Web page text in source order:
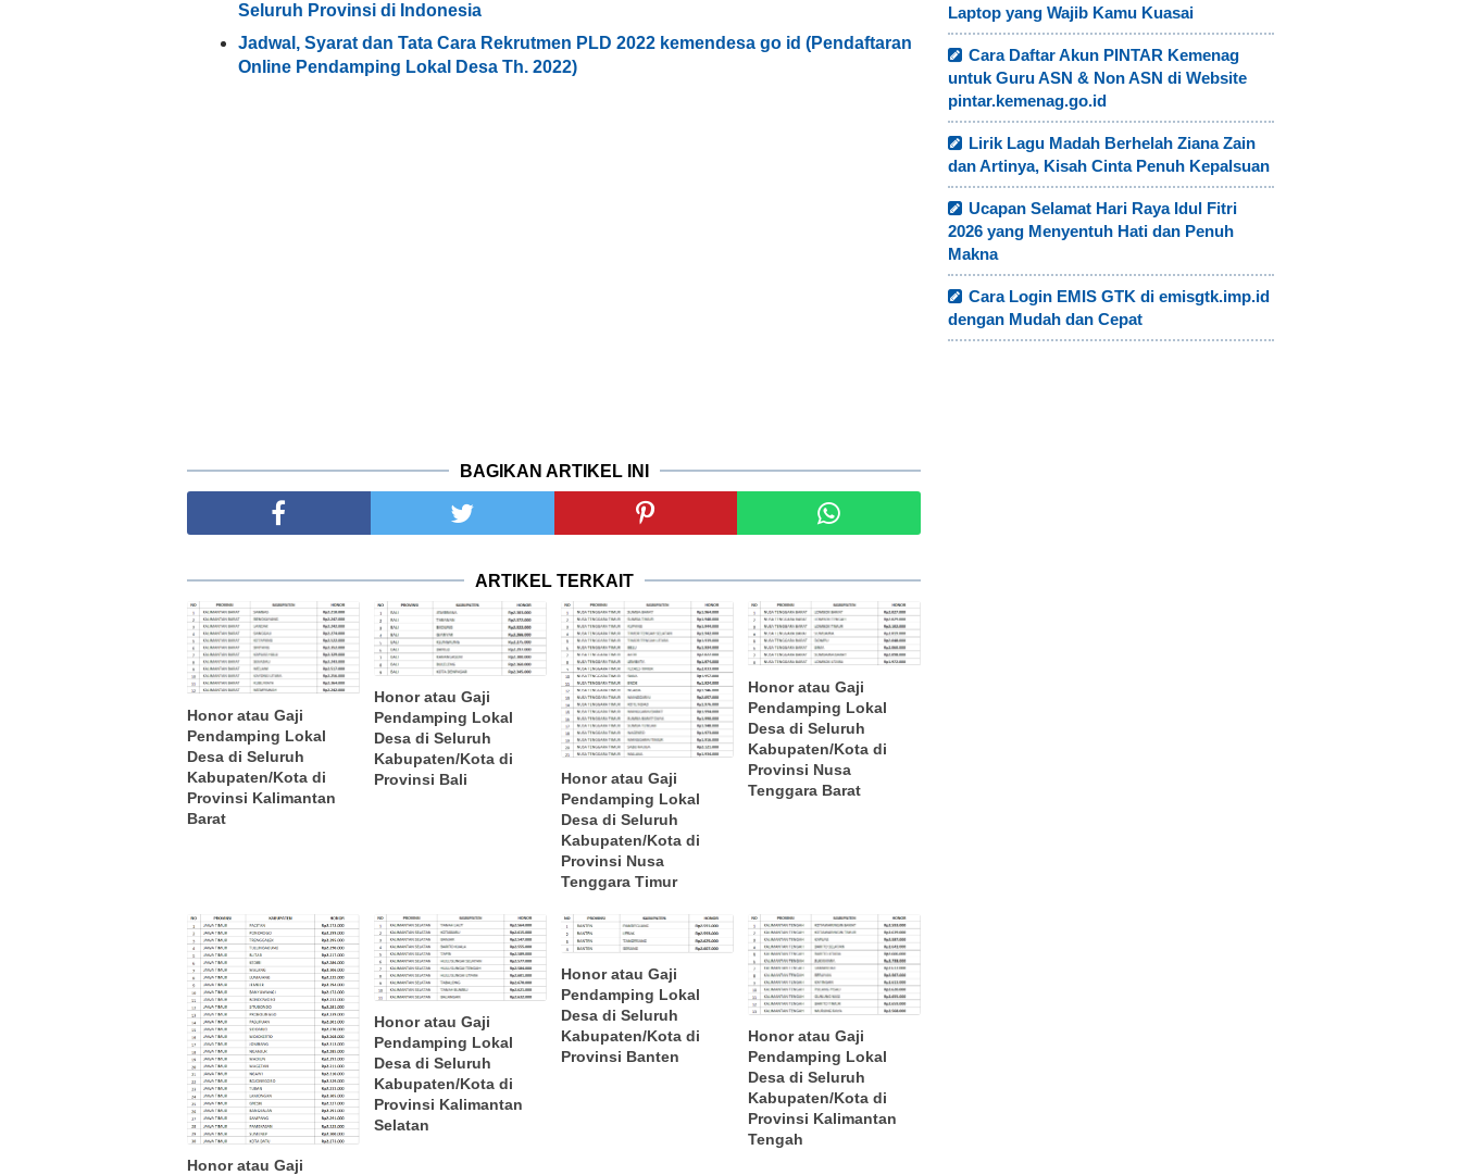
Seluruh Provinsi di Indonesia
Jadwal, Syarat dan Tata Cara Rekrutmen PLD 2022 kemendesa go id (Pendaftaran
Online Pendamping Lokal Desa Th. 2022)
BAGIKAN ARTIKEL INI
ARTIKEL TERKAIT
Honor atau Gaji
Pendamping Lokal
Desa di Seluruh
Kabupaten/Kota di
Provinsi Kalimantan
Barat
Honor atau Gaji
Pendamping Lokal
Desa di Seluruh
Kabupaten/Kota di
Provinsi Bali
Honor atau Gaji
Pendamping Lokal
Desa di Seluruh
Kabupaten/Kota di
Provinsi Nusa
Tenggara Timur
Honor atau Gaji
Pendamping Lokal
Desa di Seluruh
Kabupaten/Kota di
Provinsi Nusa
Tenggara Barat
Honor atau Gaji
Honor atau Gaji
Pendamping Lokal
Desa di Seluruh
Kabupaten/Kota di
Provinsi Kalimantan
Selatan
Honor atau Gaji
Pendamping Lokal
Desa di Seluruh
Kabupaten/Kota di
Provinsi Banten
Honor atau Gaji
Pendamping Lokal
Desa di Seluruh
Kabupaten/Kota di
Provinsi Kalimantan
Tengah
Laptop yang Wajib Kamu Kuasai
Cara Daftar Akun PINTAR Kemenag
untuk Guru ASN & Non ASN di Website
pintar.kemenag.go.id
Lirik Lagu Madah Berhelah Ziana Zain
dan Artinya, Kisah Cinta Penuh Kepalsuan
Ucapan Selamat Hari Raya Idul Fitri
2026 yang Menyentuh Hati dan Penuh
Makna
Cara Login EMIS GTK di emisgtk.imp.id
dengan Mudah dan Cepat